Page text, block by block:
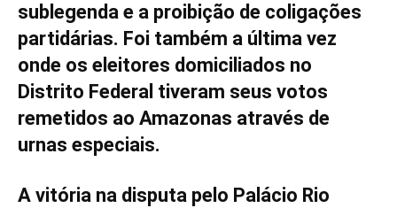
sublegenda e a proibição de coligações
partidárias. Foi também a última vez
onde os eleitores domiciliados no
Distrito Federal tiveram seus votos
remetidos ao Amazonas através de
urnas especiais.
A vitória na disputa pelo Palácio Rio